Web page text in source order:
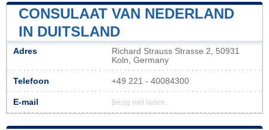
CONSULAAT VAN NEDERLAND
IN DUITSLAND
Adres
Richard Strauss Strasse 2, 50931
Koln, Germany
Telefoon +49 221 - 40084300
E-mail Bezig met laden...